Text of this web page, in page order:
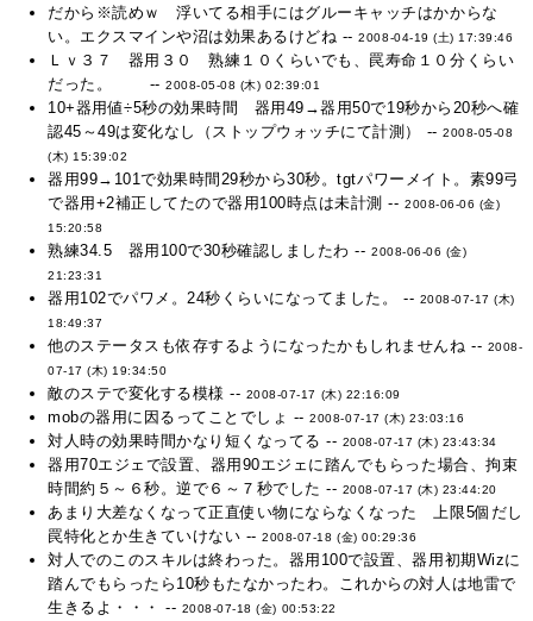
だから※読めｗ 浮いてる相手にはグルーキャッチはかからな
い。エクスマインや沼は効果あるけどね --2008-04-19 (土) 17:39:46
Ｌｖ３７ 器用３０ 熟練１０くらいでも、罠寿命１０分くらい
だった。 --2008-05-08 (木) 02:39:01
10+器用値÷5秒の効果時間 器用49→器用50で19秒から20秒へ確
認45～49は変化なし（ストップウォッチにて計測） --2008-05-08
(木) 15:39:02
器用99→101で効果時間29秒から30秒。tgtパワーメイト。素99弓
で器用+2補正してたので器用100時点は未計測 --2008-06-06 (金)
15:20:58
熟練34.5 器用100で30秒確認しましたわ --2008-06-06 (金)
21:23:31
器用102でパワメ。24秒くらいになってました。 -- 2008-07-17 (木)
18:49:37
他のステータスも依存するようになったかもしれませんね -- 2008-
07-17 (木) 19:34:50
敵のステで変化する模様 -- 2008-07-17 (木) 22:16:09
mobの器用に因るってことでしょ --2008-07-17 (木) 23:03:16
対人時の効果時間かなり短くなってる -- 2008-07-17 (木) 23:43:34
器用70エジェで設置、器用90エジェに踏んでもらった場合、拘束
時間約５～６秒。逆で６～７秒でした -- 2008-07-17 (木) 23:44:20
あまり大差なくなって正直使い物にならなくなった 上限5個だし
罠特化とか生きていけない --2008-07-18 (金) 00:29:36
対人でのこのスキルは終わった。器用100で設置、器用初期Wizに
踏んでもらったら10秒もたなかったわ。これからの対人は地雷で
生きるよ・・・ -- 2008-07-18 (金) 00:53:22